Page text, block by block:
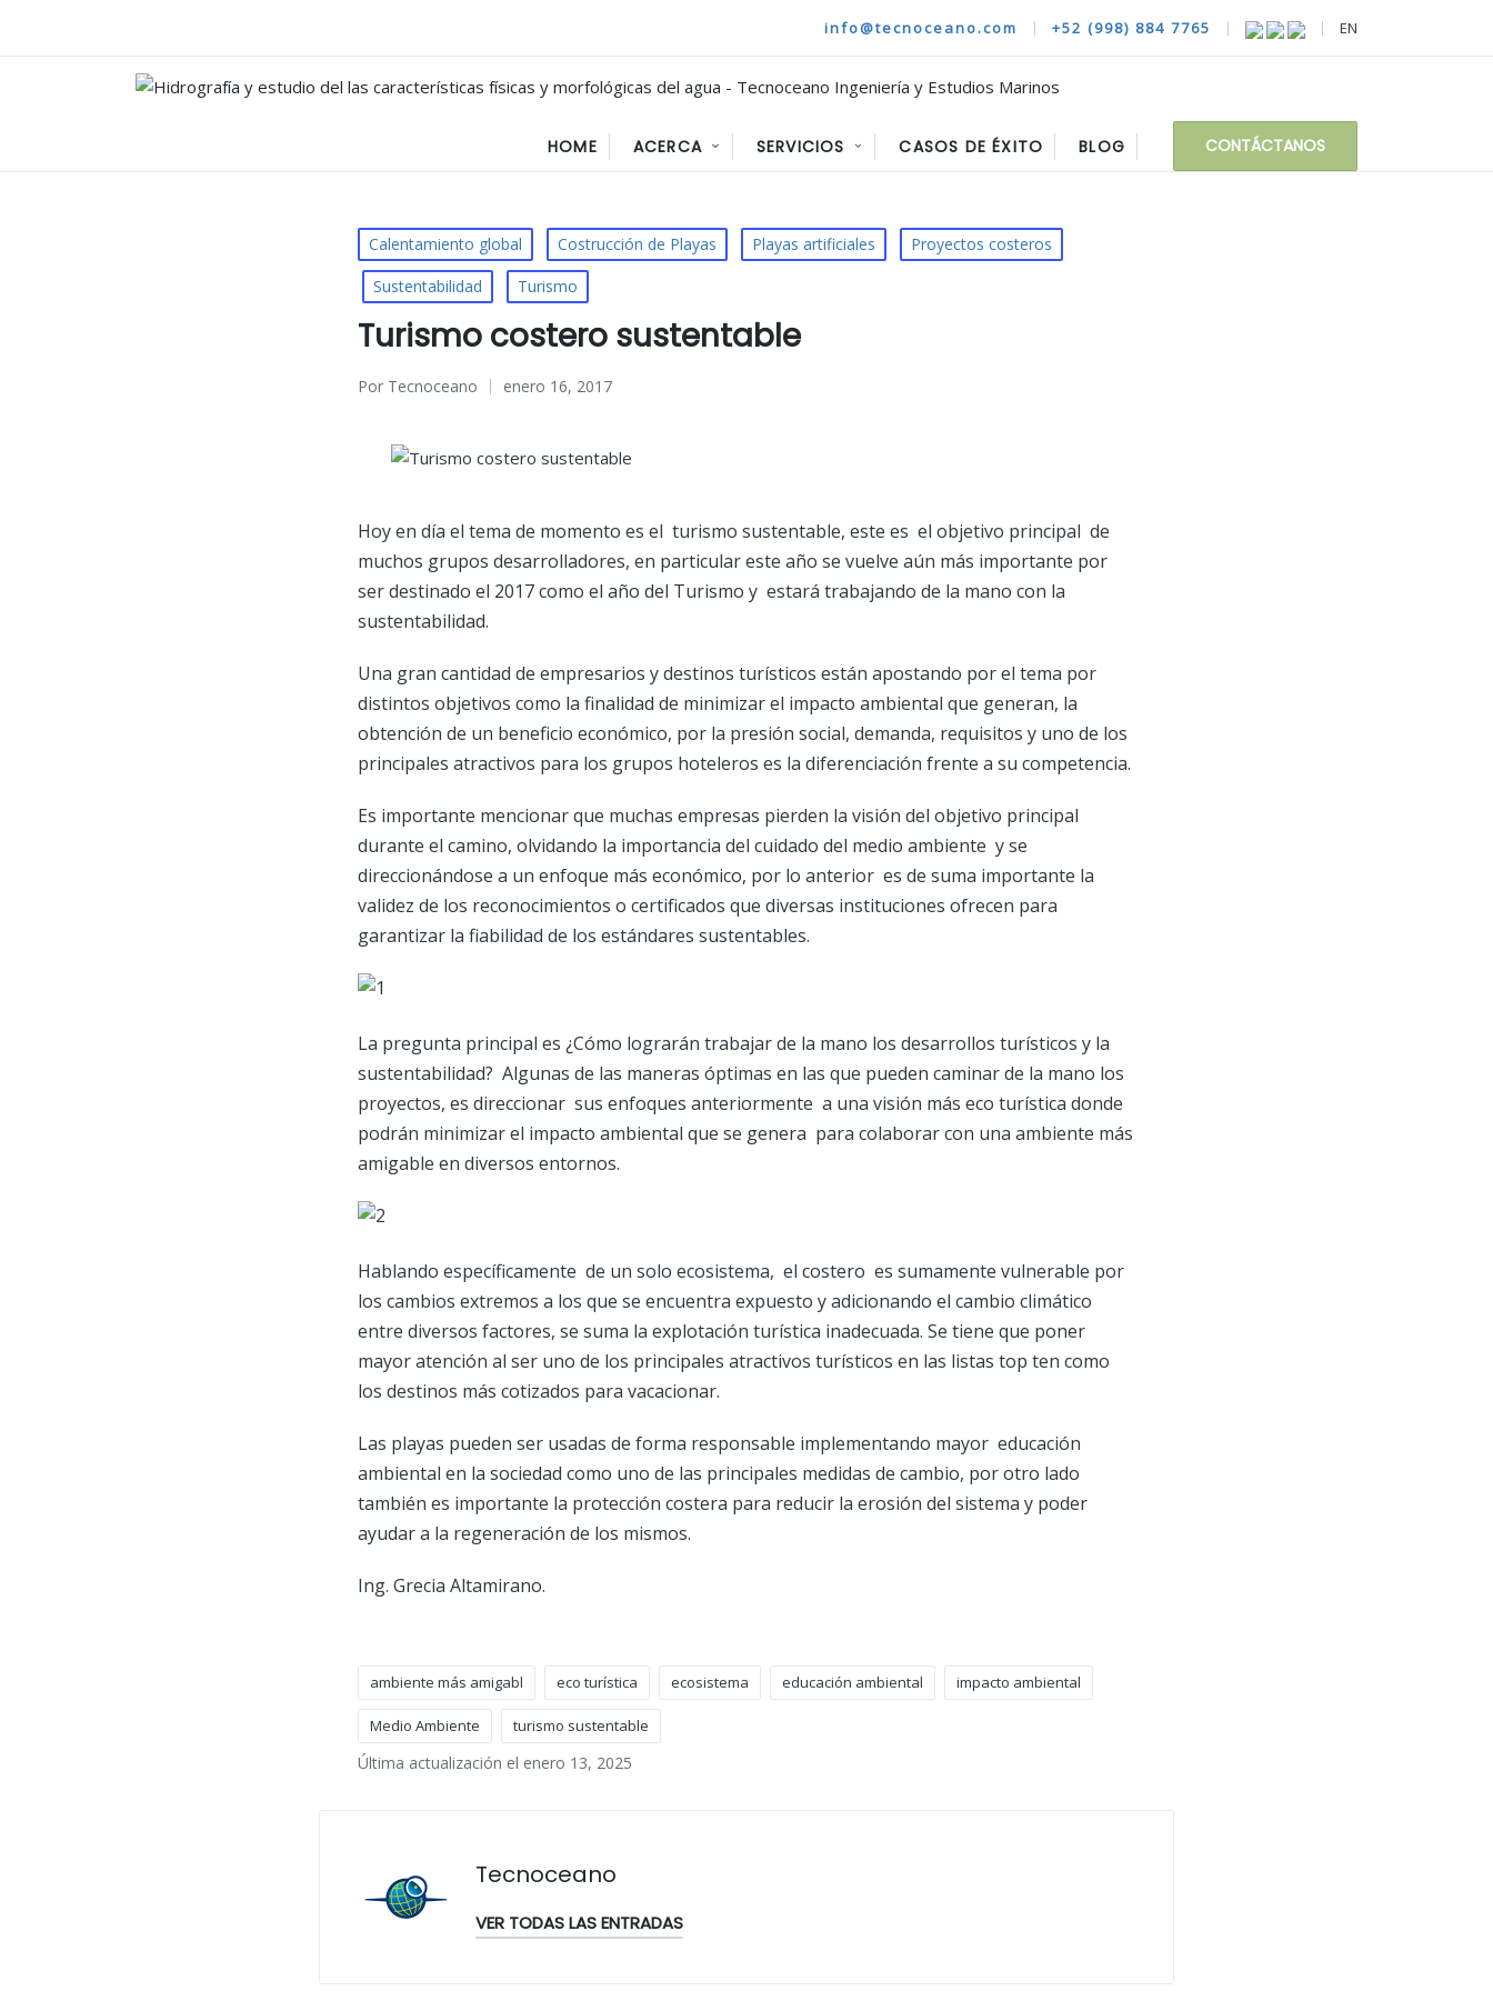
info@tecnoceano.com +52 (998) 884 7765 EN
HOME ACERCA SERVICIOS CASOS DE ÉXITO BLOG CONTÁCTANOS
Publicado
en
Calentamiento global Costrucción de Playas Playas artificiales
Proyectos costeros
Sustentabilidad
Turismo
Turismo costero sustentable
Publicado
Por Tecnoceano enero 16, 2017
Hoy en día el tema de momento es el turismo sustentable, este es el objetivo principal de
muchos grupos desarrolladores, en particular este año se vuelve aún más importante por
ser destinado el 2017 como el año del Turismo y estará trabajando de la mano con la
sustentabilidad.
Una gran cantidad de empresarios y destinos turísticos están apostando por el tema por
distintos objetivos como la finalidad de minimizar el impacto ambiental que generan, la
obtención de un beneficio económico, por la presión social, demanda, requisitos y uno de los
principales atractivos para los grupos hoteleros es la diferenciación frente a su competencia.
Es importante mencionar que muchas empresas pierden la visión del objetivo principal
durante el camino, olvidando la importancia del cuidado del medio ambiente y se
direccionándose a un enfoque más económico, por lo anterior es de suma importante la
validez de los reconocimientos o certificados que diversas instituciones ofrecen para
garantizar la fiabilidad de los estándares sustentables.
La pregunta principal es ¿Cómo lograrán trabajar de la mano los desarrollos turísticos y la
sustentabilidad? Algunas de las maneras óptimas en las que pueden caminar de la mano los
proyectos, es direccionar sus enfoques anteriormente a una visión más eco turística donde
podrán minimizar el impacto ambiental que se genera para colaborar con una ambiente más
amigable en diversos entornos.
Hablando específicamente de un solo ecosistema, el costero es sumamente vulnerable por
los cambios extremos a los que se encuentra expuesto y adicionando el cambio climático
entre diversos factores, se suma la explotación turística inadecuada. Se tiene que poner
mayor atención al ser uno de los principales atractivos turísticos en las listas top ten como
los destinos más cotizados para vacacionar.
Las playas pueden ser usadas de forma responsable implementando mayor educación
ambiental en la sociedad como uno de las principales medidas de cambio, por otro lado
también es importante la protección costera para reducir la erosión del sistema y poder
ayudar a la regeneración de los mismos.
Ing. Grecia Altamirano.
Etiquetas:
ambiente más amigabl eco turística ecosistema educación ambiental impacto ambiental
Medio Ambiente turismo sustentable
Última actualización el enero 13, 2025
Tecnoceano
VER TODAS LAS ENTRADAS